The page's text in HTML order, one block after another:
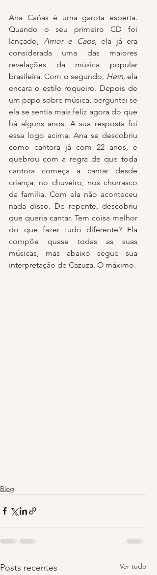
Ana Cañas é uma garota esperta.
Quando o seu primeiro CD foi
lançado, Amor e Caos, ela já era
considerada uma das maiores
revelações da música popular
brasileira. Com o segundo, Hein, ela
encara o estilo roqueiro. Depois de
um papo sobre música, perguntei se
ela se sentia mais feliz agora do que
há alguns anos. A sua resposta foi
essa logo acima. Ana se descobriu
como cantora já com 22 anos, e
quebrou com a regra de que toda
cantora começa a cantar desde
criança, no chuveiro, nos churrasco
da família. Com ela não aconteceu
nada disso. De repente, descobriu
que queria cantar. Tem coisa melhor
do que fazer tudo diferente? Ela
compõe quase todas as suas
músicas, mas abaixo segue sua
interpretação de Cazuza. O máximo.
Blog
Posts recentes Ver tudo